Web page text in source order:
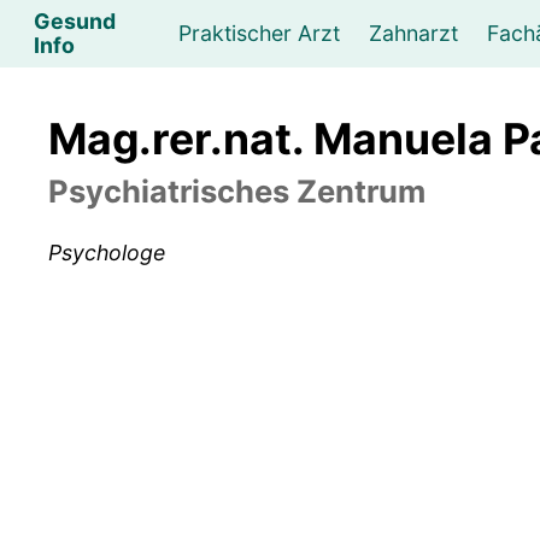
Gesund
Info
Praktischer Arzt Zahnarzt
Lungenarzt Urologe
Physikalische Medizin & Therapie
Sportwissenschaftliche Beratung
Mag.rer.nat. Manuela
Psychiatrisches Zentrum
Psychologe